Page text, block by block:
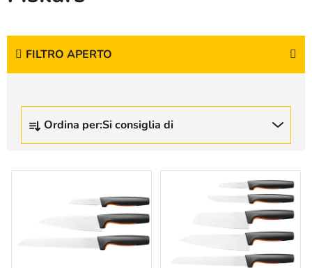
FILTRO APERTO
O
d
i
Ordina per:Si consiglia di
E